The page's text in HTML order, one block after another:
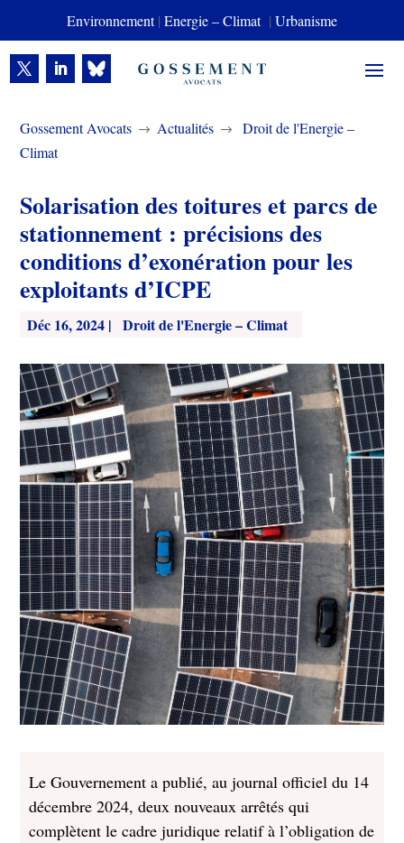
Environnement| Energie – Climat | Urbanisme
Gossement Avocats $ Actualités $
Droit de l'Energie –
Climat
Solarisation des toitures et parcs de
stationnement : précisions des
conditions d’exonération pour les
exploitants d’ICPE
Déc 16, 2024 | Droit de l'Energie – Climat
Le Gouvernement a publié, au journal officiel du 14
décembre 2024, deux nouveaux arrêtés qui
complètent le cadre juridique relatif à l’obligation de